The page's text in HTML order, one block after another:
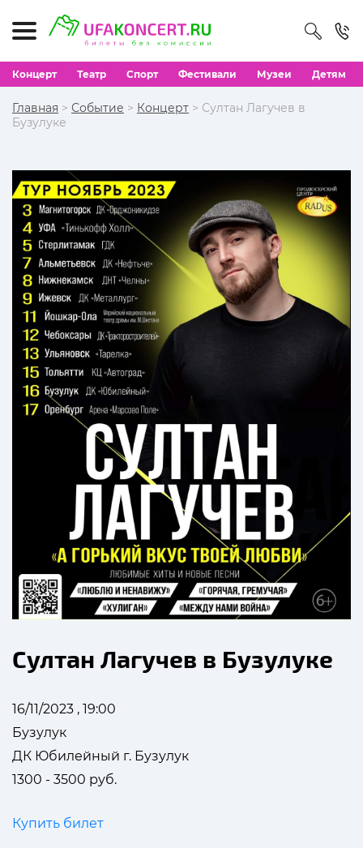
Концерт Театр Спорт Фестивали Музеи Детям
Главная > Событие > Концерт > Султан Лагучев в
Бузулуке
Султан Лагучев в Бузулуке
16/11/2023 , 19:00
Бузулук
ДК Юбилейный г. Бузулук
1300 - 3500 руб.
Купить билет